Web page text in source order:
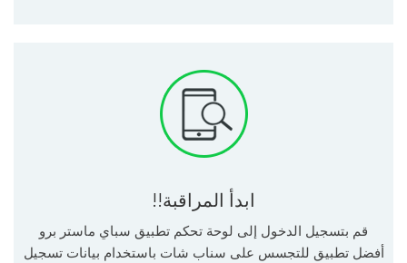
ابدأ المراقبة!!
قم بتسجيل الدخول إلى لوحة تحكم تطبيق سباي ماستر برو
أفضل تطبيق للتجسس على سناب شات باستخدام بيانات تسجيل